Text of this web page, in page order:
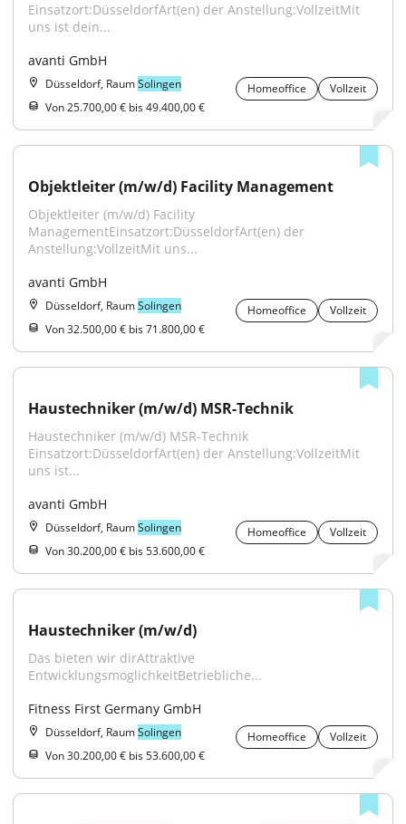
Einsatzort:DüsseldorfArt(en) der Anstellung:VollzeitMit
uns ist dein...
avanti GmbH
Düsseldorf, RaumSolingen Homeoffice
Vollzeit
Von 25.700,00 € bis 49.400,00 €
Objektleiter (m/w/d) Facility Management
Objektleiter (m/w/d) Facility
ManagementEinsatzort:DüsseldorfArt(en) der
Anstellung:VollzeitMit uns...
avanti GmbH
Düsseldorf, RaumSolingen Homeoffice
Vollzeit
Von 32.500,00 € bis 71.800,00 €
Haustechniker (m/w/d) MSR-Technik
Haustechniker (m/w/d) MSR-Technik
Einsatzort:DüsseldorfArt(en) der Anstellung:VollzeitMit
uns ist...
avanti GmbH
Düsseldorf, RaumSolingen Homeoffice
Vollzeit
Von 30.200,00 € bis 53.600,00 €
Haustechniker (m/w/d)
Das bieten wir dirAttraktive
EntwicklungsmöglichkeitBetriebliche...
Fitness First Germany GmbH
Düsseldorf, RaumSolingen Homeoffice
Vollzeit
Von 30.200,00 € bis 53.600,00 €